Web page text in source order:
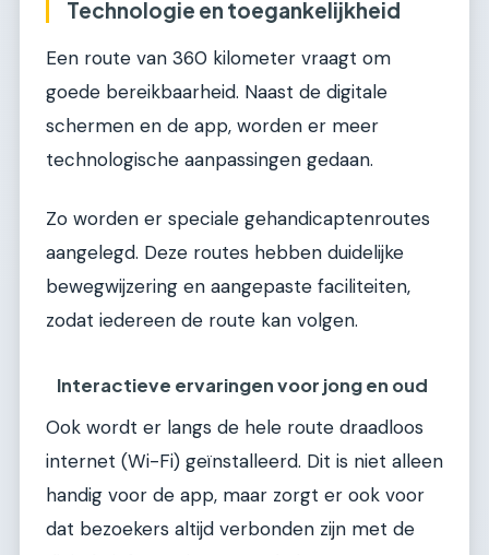
Technologie en toegankelijkheid
Een route van 360 kilometer vraagt om
goede bereikbaarheid. Naast de digitale
schermen en de app, worden er meer
technologische aanpassingen gedaan.
Zo worden er speciale gehandicaptenroutes
aangelegd. Deze routes hebben duidelijke
bewegwijzering en aangepaste faciliteiten,
zodat iedereen de route kan volgen.
Interactieve ervaringen voor jong en oud
Ook wordt er langs de hele route draadloos
internet (Wi-Fi) geïnstalleerd. Dit is niet alleen
handig voor de app, maar zorgt er ook voor
dat bezoekers altijd verbonden zijn met de